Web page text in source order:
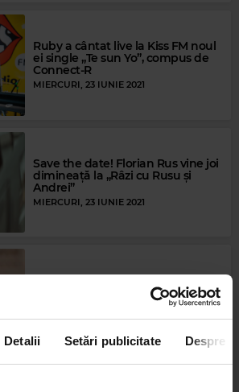
Detalii Setări publicitate Despre
Ruby a cântat live la Kiss FM noul
ei single „Te sun Yo”, compus de
Connect-R
MIERCURI, 23 IUNIE 2021
Save the date! Florian Rus vine joi
dimineață la „Râzi cu Rusu și
Andrei”
MIERCURI, 23 IUNIE 2021
dulceața. Ruby vine mâine la
„Râzi cu Rusu și Andrei”
MARȚI, 22 IUNIE 2021